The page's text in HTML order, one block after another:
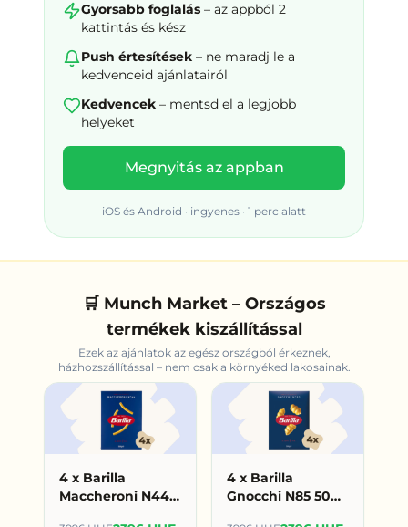
Gyorsabb foglalás – az appból 2
kattintás és kész
Push értesítések – ne maradj le a
kedvenceid ajánlatairól
Kedvencek – mentsd el a legjobb
helyeket
Megnyitás az appban
iOS és Android · ingyenes · 1 perc alatt
🛒 Munch Market – Országos
termékek kiszállítással
Ezek az ajánlatok az egész országból érkeznek,
házhozszállítással – nem csak a környéked lakosainak.
4 x Barilla
Maccheroni N44
4 x Barilla
Gnocchi N85 500g